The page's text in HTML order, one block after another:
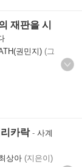
재판을 시
권민지) (그
카락- 사계
상아 (지은이)